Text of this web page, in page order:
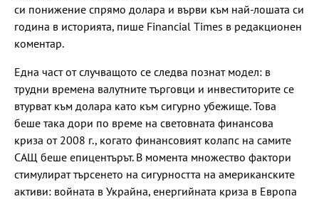
си понижение спрямо долара и върви към най-лошата си
година в историята, пише Financial Times в редакционен
коментар.
Една част от случващото се следва познат модел: в
трудни времена валутните търговци и инвеститорите се
втурват към долара като към сигурно убежище. Това
беше така дори по време на световната финансова
криза от 2008 г., когато финансовият колапс на самите
САЩ беше епицентърът. В момента множество фактори
стимулират търсенето на сигурността на американските
активи: войната в Украйна, енергийната криза в Европа